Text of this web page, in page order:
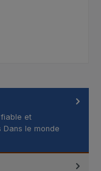
fiable et
le monde